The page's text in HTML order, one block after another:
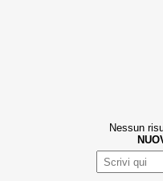
Nessun